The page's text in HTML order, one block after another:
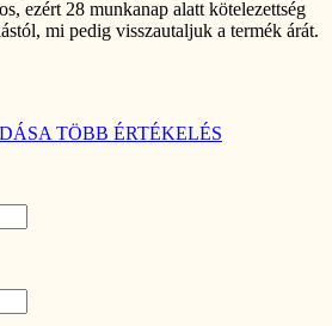
ezért 28 munkanap alatt kötelezettség
mi pedig visszautaljuk a termék árát.
TÖBB ÉRTÉKELÉS